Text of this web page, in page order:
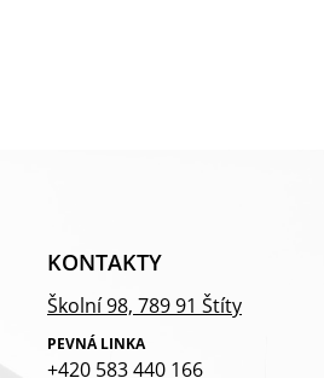
KONTAKTY
Školní 98, 789 91 Štíty
PEVNÁ LINKA
+420 583 440 166